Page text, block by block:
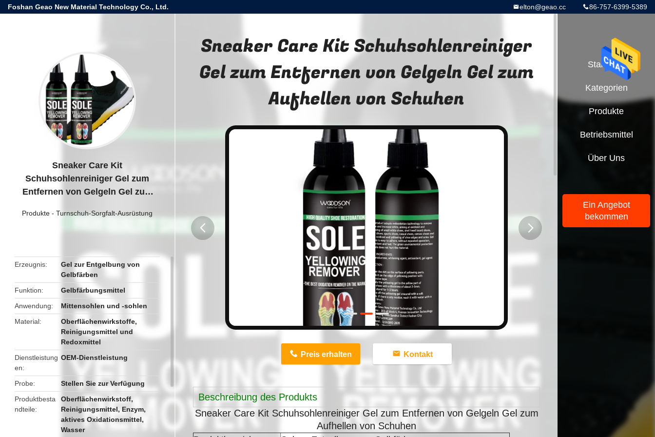
Foshan Geao New Material Technology Co., Ltd. 86-757-6399-5389
elton@geao.cc
Sneaker Care Kit
Schuhsohlenreiniger Gel zum
Entfernen von Gelgeln Gel zum
Produkte - Turnschuh-Sorgfalt-Ausrüstung
Erzeugnis
Gel zur Entgelbung von
Gelbfärben
Funktion
Gelbfärbungsmittel
Anwendung
Mittensohlen und -sohlen
Material
Oberflächenwirkstoffe,
Reinigungsmittel und
Redoxmittel
Dienstleistung
en
OEM-Dienstleistung
Probe
Stellen Sie zur Verfügung
Produktbesta
ndteile
Oberflächenwirkstoff,
Reinigungsmittel, Enzym,
aktives Oxidationsmittel,
Wasser
Sneaker Care Kit Schuhsohlenreiniger
Gel zum Entfernen von Gelgeln Gel zum
Aufhellen von Schuhen
button button
Preis erhalten Kontakt
Beschreibung des Produkts
Sneaker Care Kit Schuhsohlenreiniger Gel zum Entfernen von Gelgeln Gel zum
Aufhellen von Schuhen
Startseite
Kategorien
Produkte
Betriebsmittel
Über Uns
Ein Angebot
bekommen